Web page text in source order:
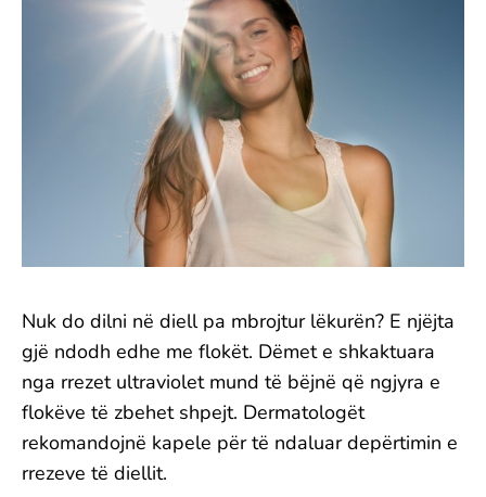
Nuk do dilni në diell pa mbrojtur lëkurën? E njëjta
gjë ndodh edhe me flokët. Dëmet e shkaktuara
nga rrezet ultraviolet mund të bëjnë që ngjyra e
flokëve të zbehet shpejt. Dermatologët
rekomandojnë kapele për të ndaluar depërtimin e
rrezeve të diellit.